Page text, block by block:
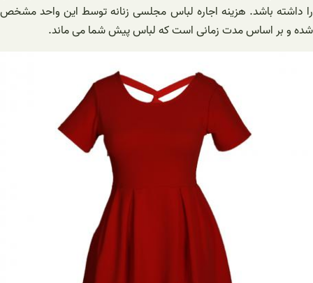
را داشته باشد. هزینه اجاره لباس مجلسی زنانه توسط این واحد مشخص
شده و بر اساس مدت زمانی است که لباس پیش شما می ماند.